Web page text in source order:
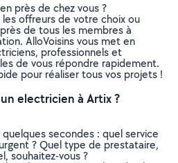
près de chez vous ?
offreurs de votre choix ou
de tous les membres à
AlloVoisins vous met en
professionnels et
de vous répondre rapidement.
pour réaliser tous vos projets !
electricien à Artix ?
secondes : quel service
? Quel type de prestataire,
souhaitez-vous ?